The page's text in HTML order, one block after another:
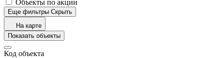
Объекты по акции
Еще фильтры Скрыть
На карте
Показать объекты
Код объекта